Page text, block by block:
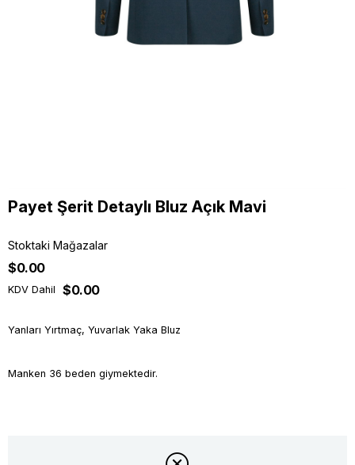
Payet Şerit Detaylı Bluz Açık Mavi
Stoktaki Mağazalar
$0.00
KDV Dahil $0.00
Yanları Yırtmaç, Yuvarlak Yaka Bluz
Manken 36 beden giymektedir.